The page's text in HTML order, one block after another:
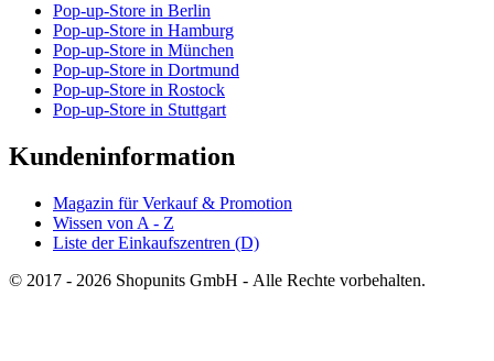
Pop-up-Store in Berlin
Pop-up-Store in Hamburg
Pop-up-Store in München
Pop-up-Store in Dortmund
Pop-up-Store in Rostock
Pop-up-Store in Stuttgart
Kundeninformation
Magazin für Verkauf & Promotion
Wissen von A - Z
Liste der Einkaufszentren (D)
© 2017 - 2026 Shopunits GmbH - Alle Rechte vorbehalten.